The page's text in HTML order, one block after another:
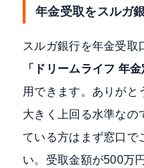
年金受取をスルガ
スルガ銀行を年金受取
「ドリームライフ 年
用できます。ありがと
大きく上回る水準なの
ている方はまず窓口で
い。受取金額が500万